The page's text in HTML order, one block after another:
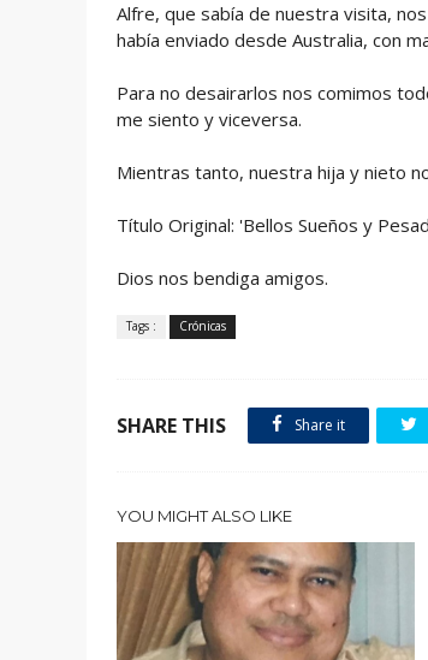
Alfre, que sabía de nuestra visita,
había enviado desde Australia, con
Para no desairarlos nos comimos
me siento y viceversa.
Mientras tanto, nuestra hija y nieto
Título Original: 'Bellos Sueños y
Dios nos bendiga amigos.
Tags : Crónicas
SHARE THIS Share it
YOU MIGHT ALSO LIKE